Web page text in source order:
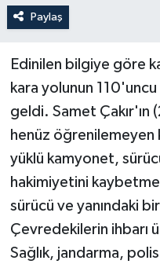
Paylaş
Edinilen bilgiye göre
kara yolunun
geldi. Samet Çakır'ın
henüz öğrenilemeyen
yüklü kamyonet,
hakimiyetini
sürücü ve yanındaki
Çevredekilerin ihbarı
Sağlık, jandarma,
Teknoloji
Yaşam